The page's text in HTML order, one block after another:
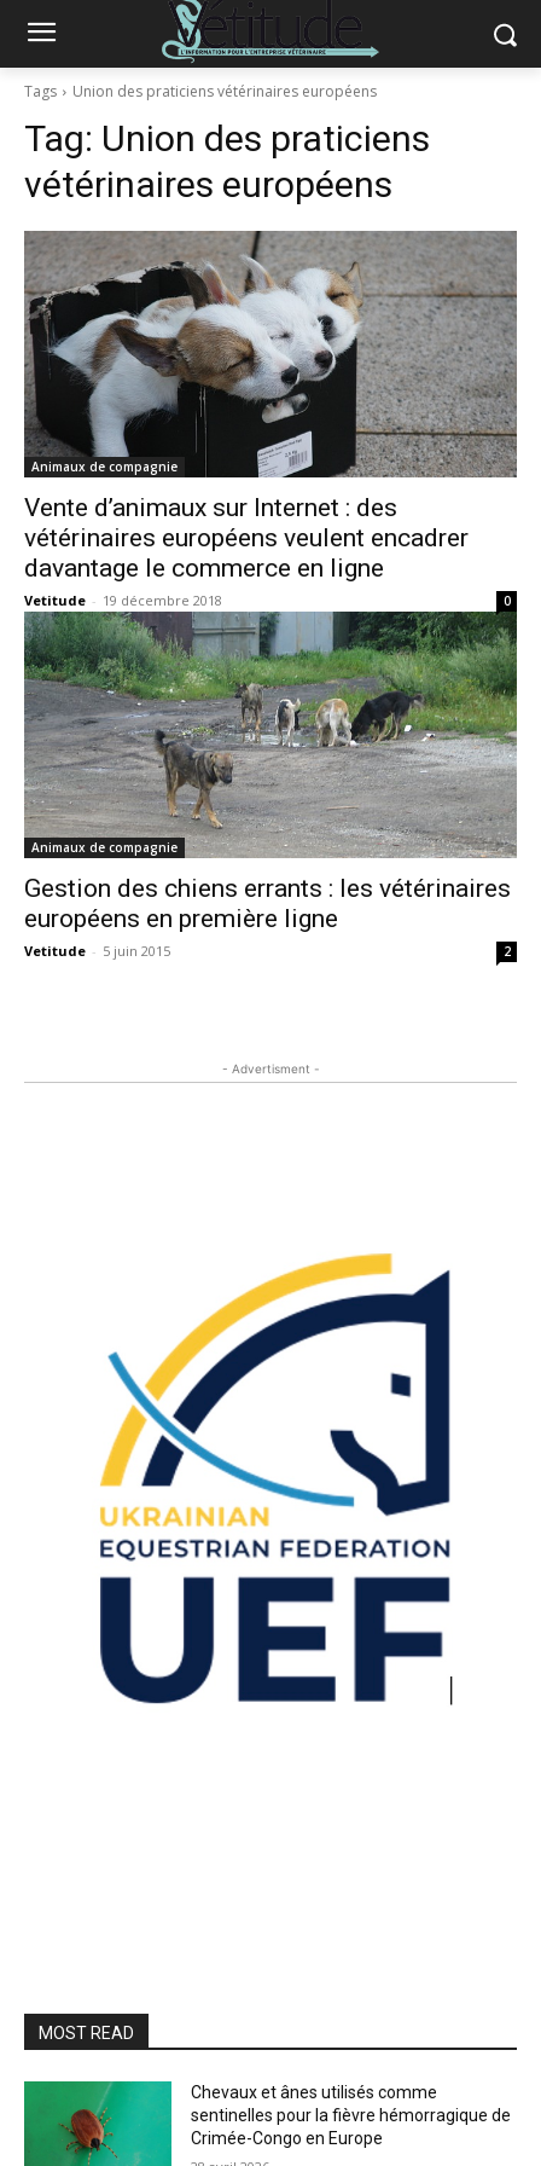
Tags Union des praticiens vétérinaires européens
Tag: Union des praticiens
vétérinaires européens
Animaux de compagnie
Vente d’animaux sur Internet : des
vétérinaires européens veulent encadrer
davantage le commerce en ligne
Vetitude - 19 décembre 2018 0
Animaux de compagnie
Gestion des chiens errants : les vétérinaires
européens en première ligne
Vetitude - 5 juin 2015 2
- Advertisment -
MOST READ
Chevaux et ânes utilisés comme
sentinelles pour la fièvre hémorragique de
Crimée-Congo en Europe